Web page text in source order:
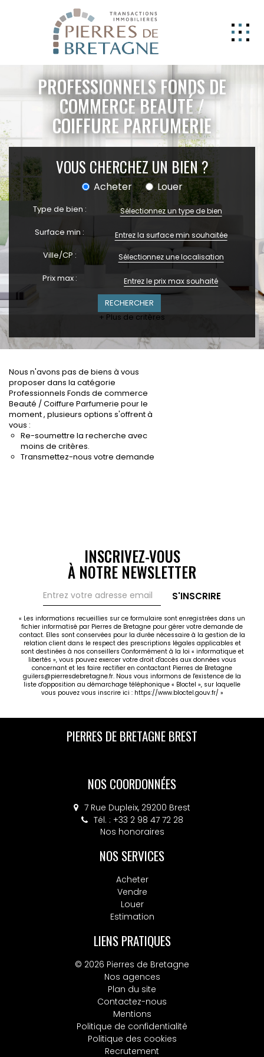
NOS BIENS
GERER
NOS AGENCES
ESTIMATION
CONTACT
ESPACE CLIENT
EXTRANET
PROFESSIONNELS FONDS DE
COMMERCE BEAUTÉ /
COIFFURE PARFUMERIE
VOUS CHERCHEZ UN BIEN ?
Acheter Louer
Type de bien : Sélectionnez un type de bien
Surface min :
Ville/CP : Sélectionnez une localisation
Prix max :
+ Plus de critères
Nous n'avons pas de biens à vous
proposer dans la catégorie
Professionnels Fonds de commerce
Beauté / Coiffure Parfumerie pour le
moment , plusieurs options s'offrent à
vous :
Re-soumettre la recherche avec
moins de critères.
Transmettez-nous votre demande
INSCRIVEZ-VOUS
À NOTRE NEWSLETTER
S'INSCRIRE
« Les informations recueillies sur ce formulaire sont enregistrées dans un
fichier informatisé par Pierres de Bretagne pour gérer votre demande de
contact. Elles sont conservées pour la durée nécessaire à la gestion de la
relation client dans le respect des prescriptions légales applicables et
sont destinées à nos conseillers Conformément à la loi « informatique et
libertés », vous pouvez exercer votre droit d'accès aux données vous
concernant et les faire rectifier en contactant Pierres de Bretagne
guilers@pierresdebretagne.fr. Nous vous informons de l'existence de la
liste d'opposition au démarchage téléphonique « Bloctel », sur laquelle
vous pouvez vous inscrire ici : https://www.bloctel.gouv.fr/ »
PIERRES DE BRETAGNE BREST
NOS COORDONNÉES
7 Rue Dupleix, 29200 Brest
Tél. : +33 2 98 47 72 28
Nos honoraires
NOS SERVICES
Acheter
Vendre
Louer
Estimation
LIENS PRATIQUES
© 2026 Pierres de Bretagne
Nos agences
Plan du site
Contactez-nous
Mentions
Politique de confidentialité
Politique des cookies
Recrutement